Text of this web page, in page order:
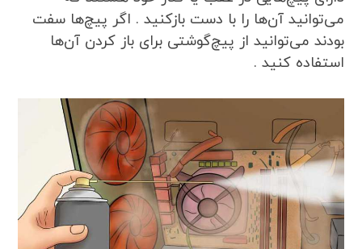
می‌توانید آن‌ها را با دست بازکنید . اگر پیچ‌ها سفت
بودند می‌توانید از پیچ‌گوشتی برای باز کردن آن‌ها
استفاده کنید .